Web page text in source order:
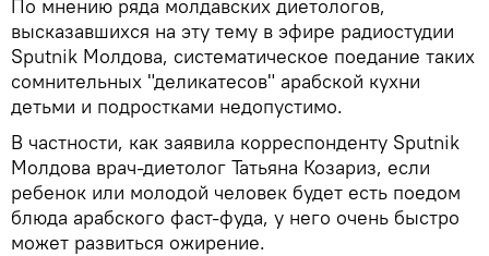
По мнению ряда молдавских диетологов,
высказавшихся на эту тему в эфире радиостудии
Sputnik Молдова, систематическое поедание таких
сомнительных "деликатесов" арабской кухни
детьми и подростками недопустимо.
В частности, как заявила корреспонденту Sputnik
Молдова врач-диетолог Татьяна Козариз, если
ребенок или молодой человек будет есть поедом
блюда арабского фаст-фуда, у него очень быстро
может развиться ожирение.